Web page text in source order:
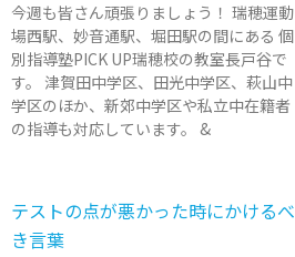
今週も皆さん頑張りましょう！ 瑞穂運動
場西駅、妙音通駅、堀田駅の間にある 個
別指導塾PICK UP瑞穂校の教室長戸谷で
す。 津賀田中学区、田光中学区、萩山中
学区のほか、新郊中学区や私立中在籍者
の指導も対応しています。 &
テストの点が悪かった時にかけるべ
き言葉